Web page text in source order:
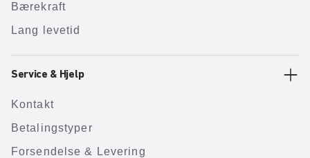
Bærekraft
Lang levetid
Service & Hjelp
Kontakt
Betalingstyper
Forsendelse & Levering